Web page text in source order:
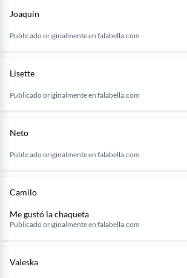
Joaquin
Publicado originalmente en falabella.com
Lisette
Publicado originalmente en falabella.com
Neto
Publicado originalmente en falabella.com
Camilo
Me gustó la chaqueta
Publicado originalmente en falabella.com
Valeska